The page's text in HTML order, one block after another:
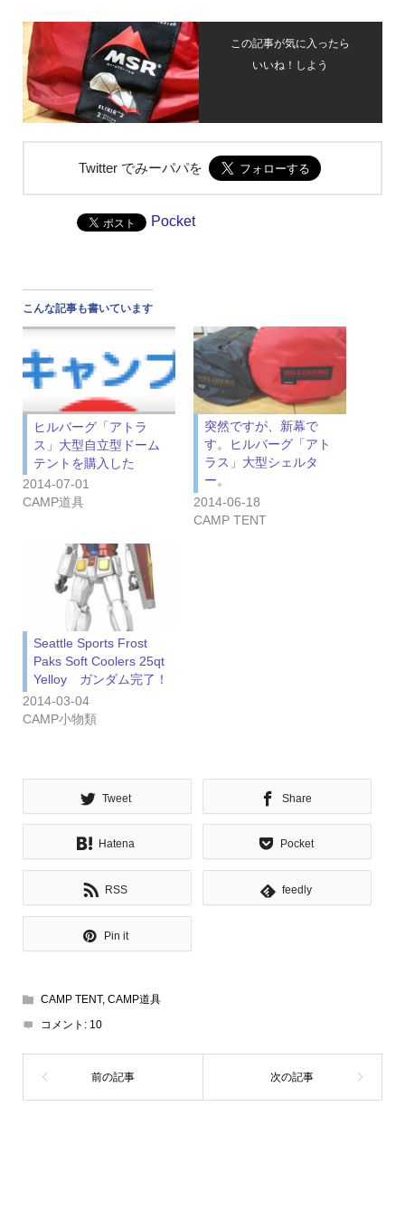
この記事が気に入ったら
いいね！しよう
Twitter でみーパパを
Pocket
こんな記事も書いています
ヒルバーグ「アトラ
ス」大型自立型ドーム
テントを購入した
2014-07-01
CAMP道具
突然ですが、新幕で
す。ヒルバーグ「アト
ラス」大型シェルタ
ー。
2014-06-18
CAMP TENT
Seattle Sports Frost
Paks Soft Coolers 25qt
Yelloy ガンダム完了！
2014-03-04
CAMP小物類
Tweet Share
Hatena Pocket
RSS feedly
Pin it
CAMP TENT, CAMP道具
コメント: 10